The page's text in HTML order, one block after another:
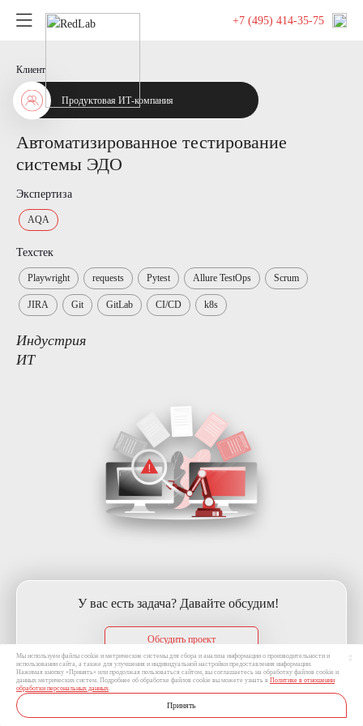
+7 (495) 414-35-75
Клиент
Продуктовая ИТ-компания
Автоматизированное тестирование
системы ЭДО
Экспертиза
AQA
Техстек
Playwright requests Pytest Allure TestOps Scrum
JIRA Git GitLab CI/CD k8s
Индустрия
ИТ
У вас есть задача? Давайте обсудим!
Обсудить проект
Мы используем файлы cookie и метрические системы для сбора и анализа информации о производительности и
использовании сайта, а также для улучшения и индивидуальной настройки предоставления информации.
Нажимая кнопку «Принять» или продолжая пользоваться сайтом, вы соглашаетесь на обработку файлов cookie и
данных метрических систем. Подробнее об обработке файлов cookie вы можете узнать в Политике в отношении
обработки персональных данных.
Принять